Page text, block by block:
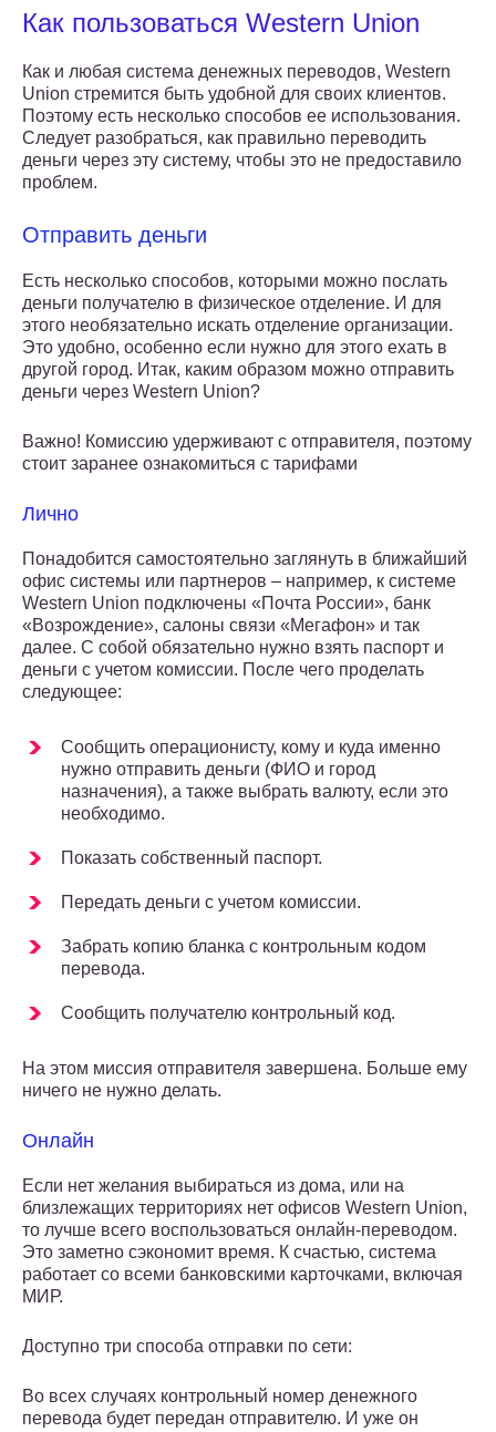
Как пользоваться Western Union
Как и любая система денежных переводов, Western
Union стремится быть удобной для своих клиентов.
Поэтому есть несколько способов ее использования.
Следует разобраться, как правильно переводить
деньги через эту систему, чтобы это не предоставило
проблем.
Отправить деньги
Есть несколько способов, которыми можно послать
деньги получателю в физическое отделение. И для
этого необязательно искать отделение организации.
Это удобно, особенно если нужно для этого ехать в
другой город. Итак, каким образом можно отправить
деньги через Western Union?
Важно! Комиссию удерживают с отправителя, поэтому
стоит заранее ознакомиться с тарифами
Лично
Понадобится самостоятельно заглянуть в ближайший
офис системы или партнеров – например, к системе
Western Union подключены «Почта России», банк
«Возрождение», салоны связи «Мегафон» и так
далее. С собой обязательно нужно взять паспорт и
деньги с учетом комиссии. После чего проделать
следующее:
Сообщить операционисту, кому и куда именно
нужно отправить деньги (ФИО и город
назначения), а также выбрать валюту, если это
необходимо.
Показать собственный паспорт.
Передать деньги с учетом комиссии.
Забрать копию бланка с контрольным кодом
перевода.
Сообщить получателю контрольный код.
На этом миссия отправителя завершена. Больше ему
ничего не нужно делать.
Онлайн
Если нет желания выбираться из дома, или на
близлежащих территориях нет офисов Western Union,
то лучше всего воспользоваться онлайн-переводом.
Это заметно сэкономит время. К счастью, система
работает со всеми банковскими карточками, включая
МИР.
Доступно три способа отправки по сети:
Во всех случаях контрольный номер денежного
перевода будет передан отправителю. И уже он